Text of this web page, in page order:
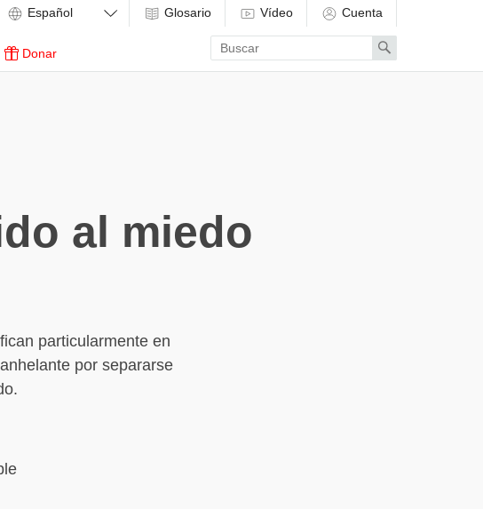
Donar
Glosario Vídeo Cuenta
Enter
search
term
Search
al miedo
particularmente en
por separarse